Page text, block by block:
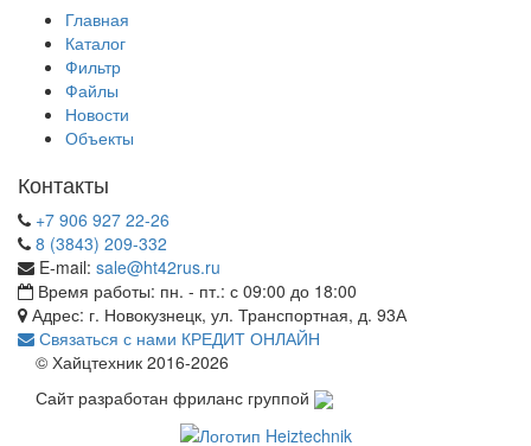
Главная
Каталог
Фильтр
Файлы
Новости
Объекты
Контакты
+7 906 927 22-26
8 (3843) 209-332
E-mail: sale@ht42rus.ru
Время работы: пн. - пт.: с 09:00 до 18:00
Адрес: г. Новокузнецк, ул. Транспортная, д. 93А
Связаться с нами КРЕДИТ ОНЛАЙН
© Хайцтехник 2016-2026
Сайт разработан фриланс группой